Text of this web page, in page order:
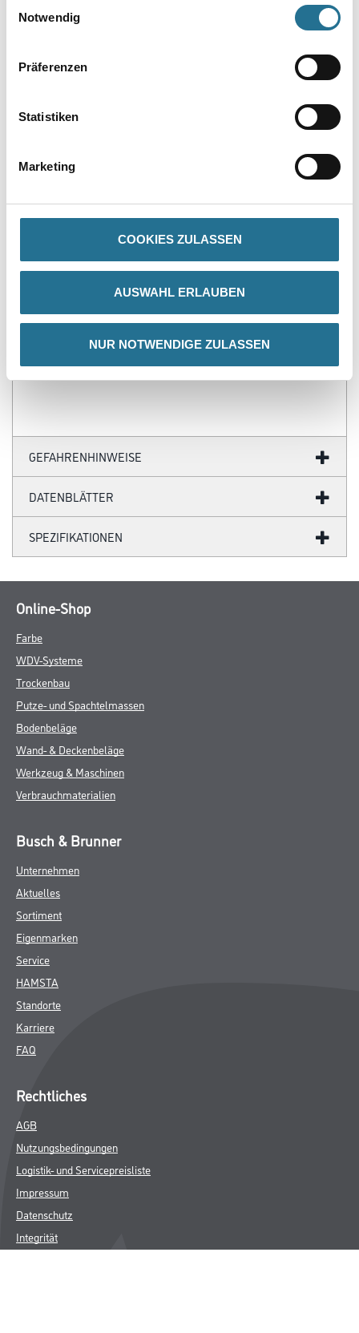
Notwendig
Präferenzen
Statistiken
Marketing
COOKIES ZULASSEN
AUSWAHL ERLAUBEN
NUR NOTWENDIGE ZULASSEN
PRODUKTEIGENSCHAFTEN
- Über 100 Motive für jeden Geschmack
- Farblich anpassbare Tapetenmotive
- Hochwertige Trägermaterialien
- Ihr Fotomotiv auf Tapete
- Zertifizierte Faservliese
- Umweltfreundliche Latexfarben
GEFAHRENHINWEISE
DATENBLÄTTER
SPEZIFIKATIONEN
Online-Shop
Farbe
WDV-Systeme
Trockenbau
Putze- und Spachtelmassen
Bodenbeläge
Wand- & Deckenbeläge
Werkzeug & Maschinen
Verbrauchmaterialien
Busch & Brunner
Unternehmen
Aktuelles
Sortiment
Eigenmarken
Service
HAMSTA
Standorte
Karriere
FAQ
Rechtliches
AGB
Nutzungsbedingungen
Logistik- und Servicepreisliste
Impressum
Datenschutz
Integrität